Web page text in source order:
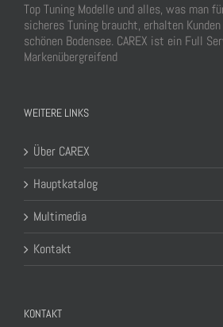
WTW
Top Tuning Modelle und alles, was man
sicheres Tuning braucht, erhalten
schönen Bodensee. CAREX ist ein Full
Markenübergreifend
WEITERE LINKS
Über CAREX
Hauptkatalog
Multimedia
Kontakt
KONTAKT